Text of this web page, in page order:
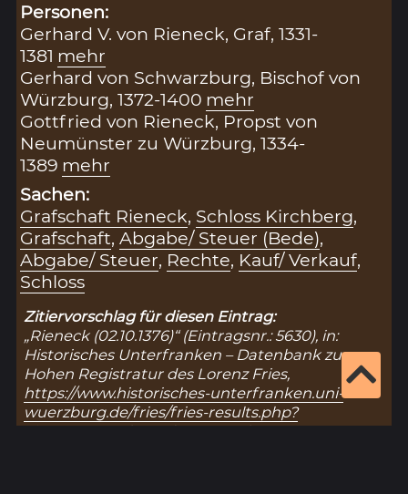
Personen:
Gerhard V. von Rieneck, Graf, 1331-
1381 mehr
Gerhard von Schwarzburg, Bischof von
Würzburg, 1372-1400 mehr
Gottfried von Rieneck, Propst von
Neumünster zu Würzburg, 1334-
1389 mehr
Sachen:
Grafschaft Rieneck, Schloss Kirchberg,
Grafschaft,Abgabe/ Steuer (Bede),
Abgabe/ Steuer, Rechte, Kauf/ Verkauf,
Schloss
Zitiervorschlag für diesen Eintrag:
„Rieneck (02.10.1376)“ (Eintragsnr.: 5630), in:
Historisches Unterfranken – Datenbank zur
Hohen Registratur des Lorenz Fries,
https://www.historisches-unterfranken.uni-
wuerzburg.de/fries/fries-results.php?
eintrag=5630(Stand: 10.8.2026).